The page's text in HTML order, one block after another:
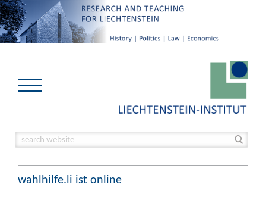
wahlhilfe.li ist online